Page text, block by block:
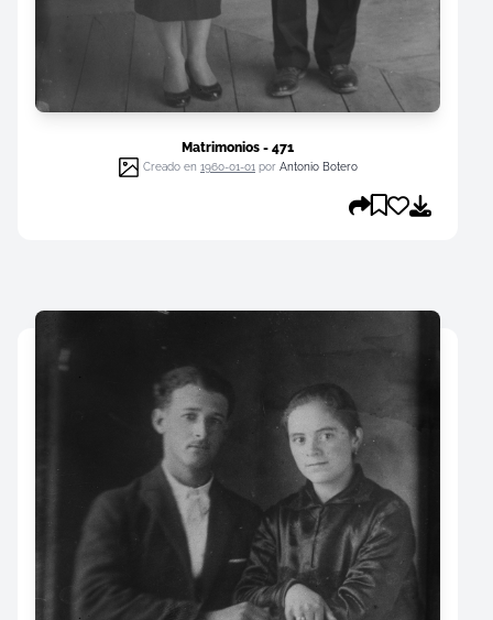
Matrimonios - 471
Creado en 1960-01-01 por Antonio Botero